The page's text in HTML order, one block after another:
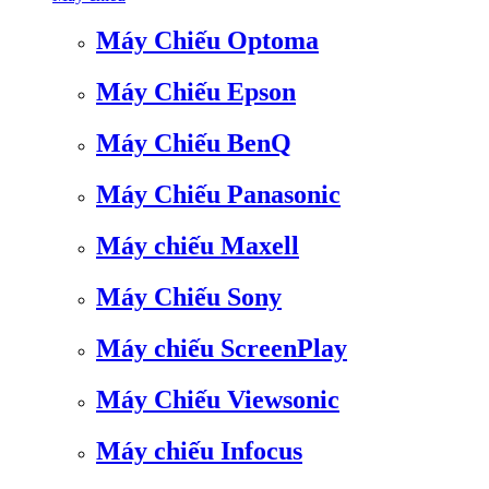
Máy Chiếu Optoma
Máy Chiếu Epson
Máy Chiếu BenQ
Máy Chiếu Panasonic
Máy chiếu Maxell
Máy Chiếu Sony
Máy chiếu ScreenPlay
Máy Chiếu Viewsonic
Máy chiếu Infocus